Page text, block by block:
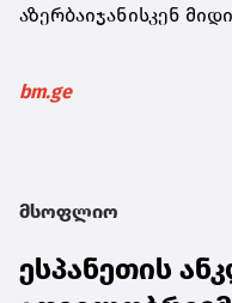
აზერბაიჯანისკენ
bm.ge
მსოფლიო
ესპანეთის